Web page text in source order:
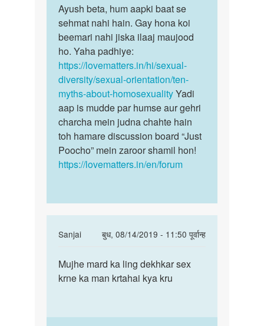
to
Kunki
tum
gay
ho
gay
ka…
by
ayush
tiwari
Ayush
beta,
hum
aapki
baat…
Ayush beta, hum aapki baat se
sehmat nahi hain. Gay hona koi
beemari nahi jiska ilaaj maujood
ho. Yaha padhiye:
https://lovematters.in/hi/sexual-
diversity/sexual-orientation/ten-
myths-about-homosexualityYadi
aap is mudde par humse aur gehri
charcha mein judna chahte hain
toh hamare discussion board “Just
Poocho” mein zaroor shamil hon!
https://lovematters.in/en/forum
Sanjai
बुध, 08/14/2019 - 11:50 पूर्वान्ह
In
to
Mujhe
personality
Mujhe
mard
dekhkar…
Mujhe mard ka ling dekhkar sex
krne ka man krtahai kya kru